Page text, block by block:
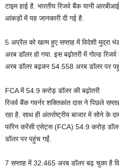
टाइम हाई है. भारतीय रिजर्व बैंक यानी
आंकड़ों में यह जानकारी दी गई है.
5 अप्रैल को खत्म हुए सप्ताह में विदेशी मुद्रा
अरब डॉलर हो गया. इस बढ़ोतरी में गोल्ड
अरब डॉलर बढ़कर 54.558 अरब डॉलर पर
FCA में 54.9 करोड़ डॉलर की बढ़ोतरी
रिजर्व बैंक गवर्नर शक्तिकांत दास ने पिछले
रहा है. साथ ही अंतर्राष्ट्रीय बाजार में सोने
फॉरेन करेंसी एसेट्स (FCA) 54.9 करोड़
डॉलर पर पहुंच गईं.
7 सप्ताह में 32.465 अरब डॉलर बढ़ चुका है